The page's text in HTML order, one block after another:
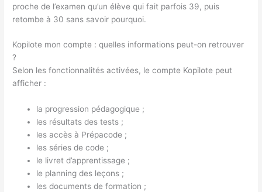
proche de l’examen qu’un élève qui fait parfois 39, puis
retombe à 30 sans savoir pourquoi.
Kopilote mon compte : quelles informations peut-on retrouver
?
Selon les fonctionnalités activées, le compte Kopilote peut
afficher :
la progression pédagogique ;
les résultats des tests ;
les accès à Prépacode ;
les séries de code ;
le livret d’apprentissage ;
le planning des leçons ;
les documents de formation ;